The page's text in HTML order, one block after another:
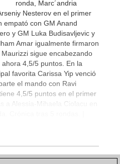
ronda, Marc´andria
Nesterov en el primer
empató con GM Anand
y GM Luka Budisavljevic y
Amar igualmente firmaron
sigue encabezando
4,5/5 puntos. En la
favorita Carissa Yip venció
el mando con Ravi
4,5/5 puntos en el primer
a Alessia-Mihaela Ciolacu en